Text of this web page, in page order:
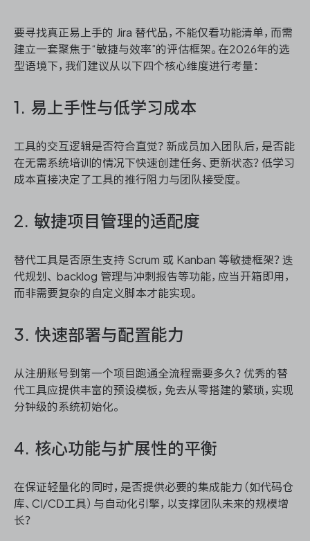
要寻找真正易上手的 Jira 替代品，不能仅看功能清单，而需
建立一套聚焦于“敏捷与效率”的评估框架。在2026年的选
型语境下，我们建议从以下四个核心维度进行考量：
1. 易上手性与低学习成本
工具的交互逻辑是否符合直觉？新成员加入团队后，是否能
在无需系统培训的情况下快速创建任务、更新状态？低学习
成本直接决定了工具的推行阻力与团队接受度。
2. 敏捷项目管理的适配度
替代工具是否原生支持 Scrum 或 Kanban 等敏捷框架？迭
代规划、 backlog 管理与冲刺报告等功能，应当开箱即用，
而非需要复杂的自定义脚本才能实现。
3. 快速部署与配置能力
从注册账号到第一个项目跑通全流程需要多久？优秀的替
代工具应提供丰富的预设模板，免去从零搭建的繁琐，实现
分钟级的系统初始化。
4. 核心功能与扩展性的平衡
在保证轻量化的同时，是否提供必要的集成能力（如代码仓
库、CI/CD工具）与自动化引擎，以支撑团队未来的规模增
长？